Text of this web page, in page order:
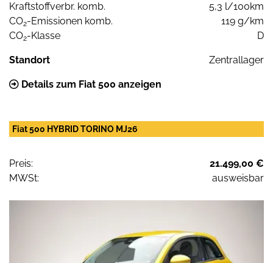
Kraftstoffverbr. komb.
5,3 l/100km
CO2-Emissionen komb.
119 g/km
CO2-Klasse D
Standort Zentrallager
Details zum Fiat 500 anzeigen
Fiat 500 HYBRID TORINO MJ26
Preis:
21.499,00 €
MWSt:
ausweisbar